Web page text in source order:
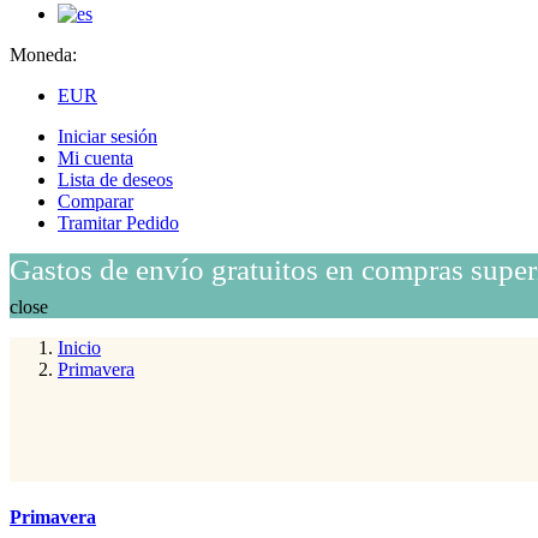
Moneda:
EUR
Iniciar sesión
Mi cuenta
Lista de deseos
Comparar
Tramitar Pedido
Gastos de envío gratuitos en compras
close
Inicio
Primavera
Primavera